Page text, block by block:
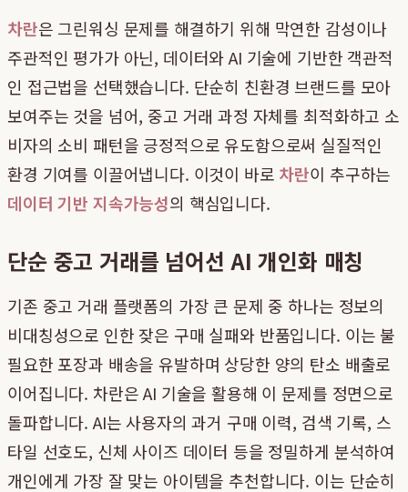
차란은 그린워싱 문제를 해결하기 위해 막연한 감성이나
주관적인 평가가 아닌, 데이터와 AI 기술에 기반한 객관적
인 접근법을 선택했습니다. 단순히 친환경 브랜드를 모아
보여주는 것을 넘어, 중고 거래 과정 자체를 최적화하고 소
비자의 소비 패턴을 긍정적으로 유도함으로써 실질적인
환경 기여를 이끌어냅니다. 이것이 바로 차란이 추구하는
데이터 기반 지속가능성의 핵심입니다.
단순 중고 거래를 넘어선 AI 개인화 매칭
기존 중고 거래 플랫폼의 가장 큰 문제 중 하나는 정보의
비대칭성으로 인한 잦은 구매 실패와 반품입니다. 이는 불
필요한 포장과 배송을 유발하며 상당한 양의 탄소 배출로
이어집니다. 차란은 AI 기술을 활용해 이 문제를 정면으로
돌파합니다. AI는 사용자의 과거 구매 이력, 검색 기록, 스
타일 선호도, 신체 사이즈 데이터 등을 정밀하게 분석하여
개인에게 가장 잘 맞는 아이템을 추천합니다. 이는 단순히